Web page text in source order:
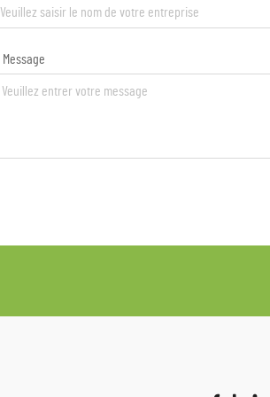
Message